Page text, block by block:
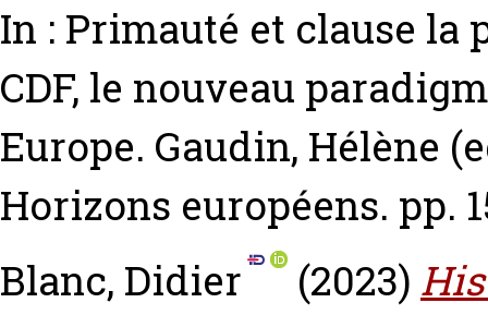
In : Primauté et clause la
CDF, le nouveau
Europe. Gaudin, Hélène
Horizons européens. pp.
Blanc, Didier
(2023)